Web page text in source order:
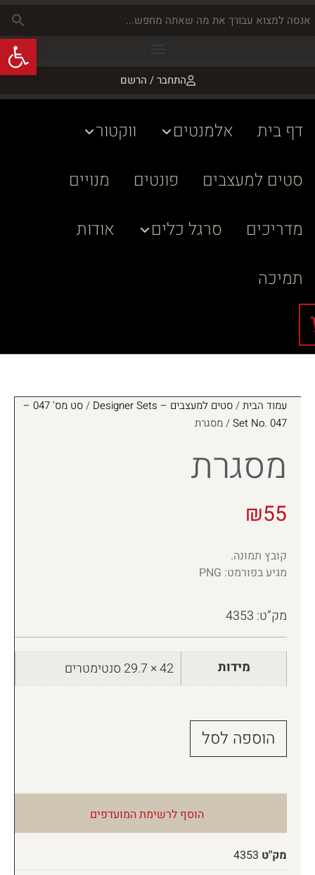
התחבר / הרשם
דף בית אלמנטים
ווקטור
סטים למעצבים
פונטים
מנויים
מדריכים
סרגל כלים
אודות
תמיכה
עמוד הבית/סטים למעצבים – Designer Sets /
סט מס' 047 –
Set No. 047/ מסגרת
מסגרת
₪55
קובץ תמונה.
מגיע בפורמט: PNG
מק”ט: 4353
מידות 42 × 29.7 סנטימטרים
הוספה לסל
הוסף לרשימת המועדפים
מק"ט 4353